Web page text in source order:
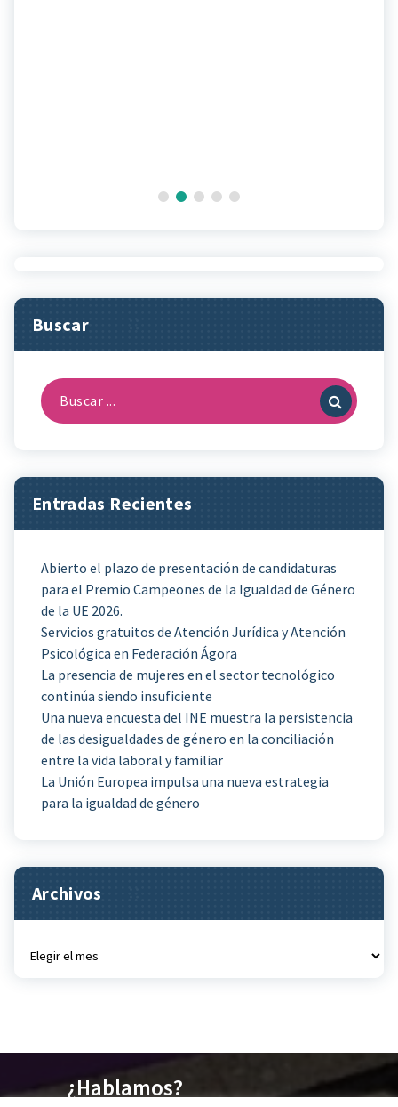
Buscar
Buscar:
Entradas Recientes
Abierto el plazo de presentación de candidaturas
para el Premio Campeones de la Igualdad de Género
de la UE 2026.
Servicios gratuitos de Atención Jurídica y Atención
Psicológica en Federación Ágora
La presencia de mujeres en el sector tecnológico
continúa siendo insuficiente
Una nueva encuesta del INE muestra la persistencia
de las desigualdades de género en la conciliación
entre la vida laboral y familiar
La Unión Europea impulsa una nueva estrategia
para la igualdad de género
Archivos
¿Hablamos?